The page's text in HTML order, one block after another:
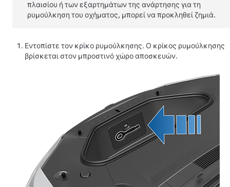
πλαισίου ή των εξαρτημάτων της ανάρτησης για τη
ρυμούλκηση του οχήματος, μπορεί να προκληθεί ζημιά.
Εντοπίστε τον κρίκο ρυμούλκησης. Ο κρίκος ρυμούλκησης
βρίσκεται στον μπροστινό χώρο αποσκευών.